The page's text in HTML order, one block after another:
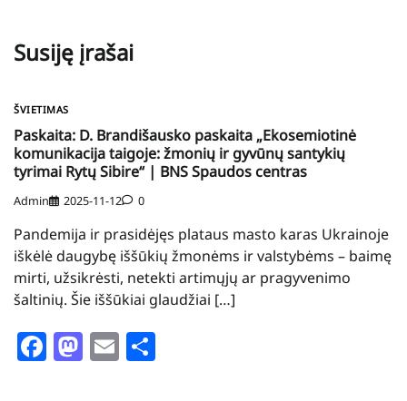
Susiję įrašai
ŠVIETIMAS
Paskaita: D. Brandišausko paskaita „Ekosemiotinė
komunikacija taigoje: žmonių ir gyvūnų santykių
tyrimai Rytų Sibire“ | BNS Spaudos centras
Admin 2025-11-12 0
Pandemija ir prasidėjęs plataus masto karas Ukrainoje
iškėlė daugybę iššūkių žmonėms ir valstybėms – baimę
mirti, užsikrėsti, netekti artimųjų ar pragyvenimo
šaltinių. Šie iššūkiai glaudžiai […]
Facebook
Mastodon
Email